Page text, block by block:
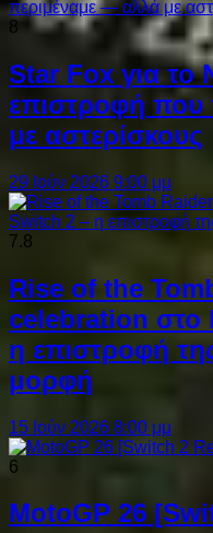
8
Star Fox για
επιστροφή που
με αστερίσκους
29 Ιούν 2026 9:00 μμ
7.8
Rise of the
celebration στο
η επιστροφή
μορφή
15 Ιούν 2026 8:00 μμ
6
MotoGP 26